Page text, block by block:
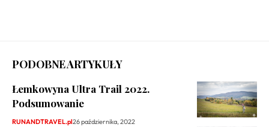
PODOBNE ARTYKUŁY
Łemkowyna Ultra Trail 2022.
Podsumowanie
RUNANDTRAVEL.pl26 października, 2022